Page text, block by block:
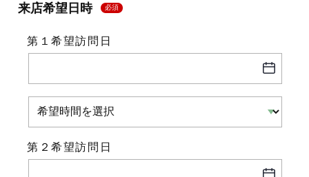
来店希望日時 必須
第１希望訪問日
第２希望訪問日